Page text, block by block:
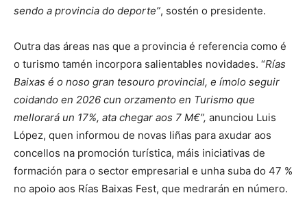
sendo a provincia do deporte”, sostén o presidente.
Outra das áreas nas que a provincia é referencia como é
o turismo tamén incorpora salientables novidades. “Rías
Baixas é o noso gran tesouro provincial, e ímolo seguir
coidando en 2026 cun orzamento en Turismo que
mellorará un 17%, ata chegar aos 7 M€”, anunciou Luis
López, quen informou de novas liñas para axudar aos
concellos na promoción turística, máis iniciativas de
formación para o sector empresarial e unha suba do 47 %
no apoio aos Rías Baixas Fest, que medrarán en número.